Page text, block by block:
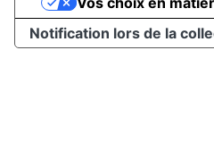
Notification lors de la